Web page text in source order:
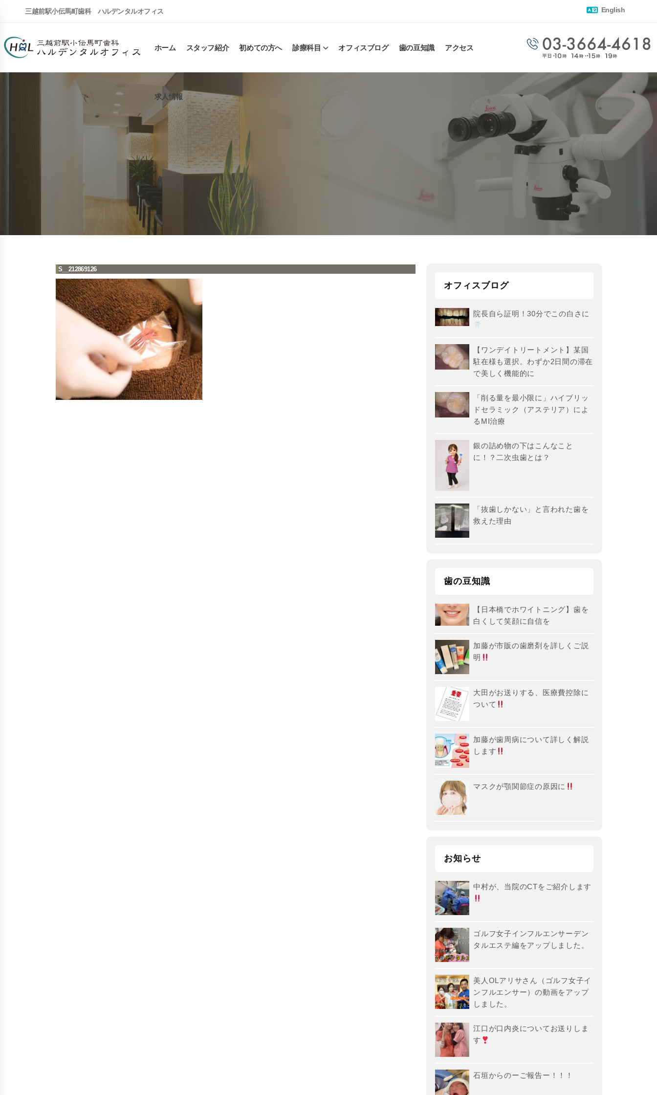
三越前駅小伝馬町歯科 ハルデンタルオフィス English
ホーム スタッフ紹介 初めての方へ 診療科目 オフィスブログ 歯の豆知識 アクセス
求人情報
S__212869126
オフィスブログ
院長自ら証明！30分でこの白さに
【ワンデイトリートメント】某国
駐在様も選択。わずか2日間の滞在
で美しく機能的に
「削る量を最小限に」ハイブリッ
ドセラミック（アステリア）によ
るMI治療
銀の詰め物の下はこんなこと
に！？二次虫歯とは？
「抜歯しかない」と言われた歯を
救えた理由
歯の豆知識
【日本橋でホワイトニング】歯を
白くして笑顔に自信を
加藤が市販の歯磨剤を詳しくご説
明
大田がお送りする、医療費控除に
ついて
加藤が歯周病について詳しく解説
します
マスクが顎関節症の原因に
お知らせ
中村が、当院のCTをご紹介します
ゴルフ女子インフルエンサーデン
タルエステ編をアップしました。
美人OLアリサさん（ゴルフ女子イ
ンフルエンサー）の動画をアップ
しました。
江口が口内炎についてお送りしま
す
石垣からのーご報告ー！！！